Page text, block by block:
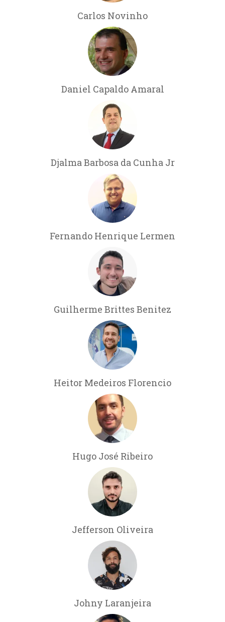
Carlos Novinho
Daniel Capaldo Amaral
Djalma Barbosa da Cunha Jr
Fernando Henrique Lermen
Guilherme Brittes Benitez
Heitor Medeiros Florencio
Hugo José Ribeiro
Jefferson Oliveira
Johny Laranjeira